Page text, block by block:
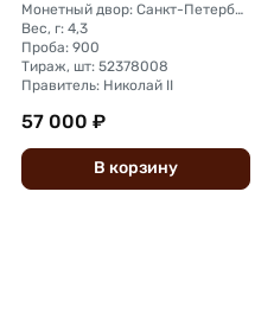
Монетный двор: Санкт-Петербургский монетный двор
Вес, г: 4,3
Проба: 900
Тираж, шт: 52378008
Правитель: Николай II
57 000 ₽
В корзину